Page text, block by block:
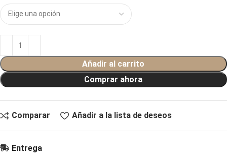
Añadir al carrito
Comprar ahora
Comparar Añadir a la lista de deseos
Entrega